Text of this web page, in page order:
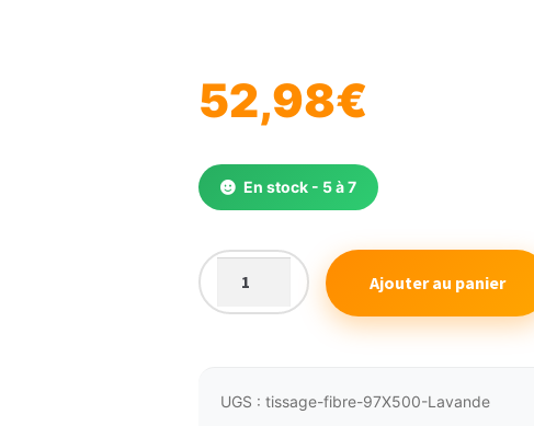
52,98€
En stock - 5 à 7
quantité
de
rotin
Ajouter au panier
UGS : tissage-fibre-97X500-Lavande